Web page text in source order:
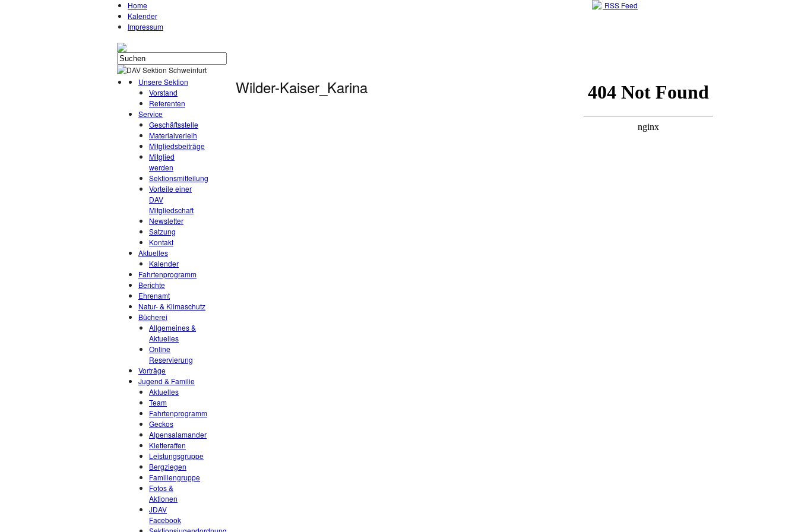
Home
Kalender
Impressum
RSS Feed
Unsere Sektion
Vorstand
Referenten
Service
Geschäftsstelle
Materialverleih
Mitgliedsbeiträge
Mitglied
werden
Sektionsmitteilung
Vorteile einer
DAV
Mitgliedschaft
Newsletter
Satzung
Kontakt
Aktuelles
Kalender
Fahrtenprogramm
Berichte
Ehrenamt
Natur- & Klimaschutz
Bücherei
Allgemeines &
Aktuelles
Online
Reservierung
Vorträge
Jugend & Familie
Aktuelles
Team
Fahrtenprogramm
Geckos
Alpensalamander
Kletteraffen
Leistungsgruppe
Bergziegen
Familiengruppe
Fotos &
Aktionen
JDAV
Facebook
Wilder-Kaiser_Karina